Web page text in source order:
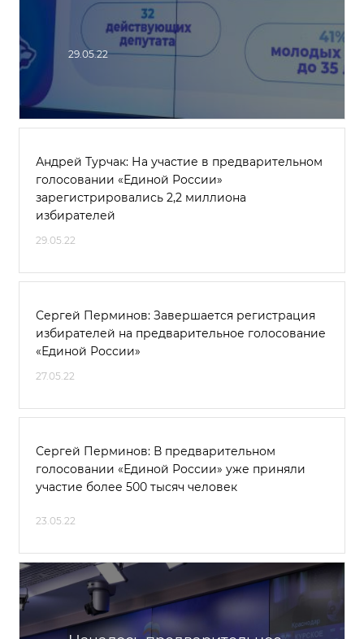
29.05.22
Андрей Турчак: На участие в предварительном
голосовании «Единой России»
зарегистрировались 2,2 миллиона
избирателей
29.05.22
Сергей Перминов: Завершается регистрация
избирателей на предварительное голосование
«Единой России»
27.05.22
Сергей Перминов: В предварительном
голосовании «Единой России» уже приняли
участие более 500 тысяч человек
23.05.22